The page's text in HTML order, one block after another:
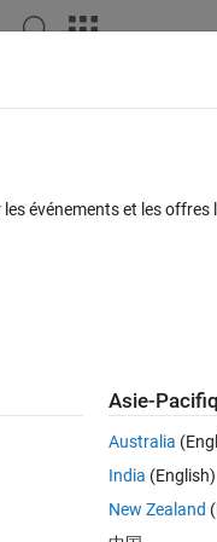
plus anciens
le
événements et les offres
Asie-
Australia
India (English)
New Zealand